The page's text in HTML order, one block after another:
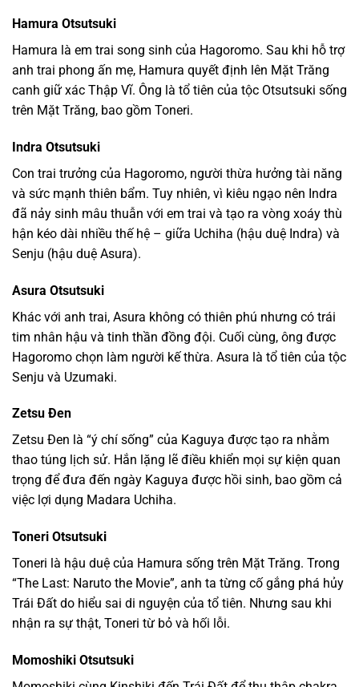
Hamura Otsutsuki
Hamura là em trai song sinh của Hagoromo. Sau khi hỗ trợ
anh trai phong ấn mẹ, Hamura quyết định lên Mặt Trăng
canh giữ xác Thập Vĩ. Ông là tổ tiên của tộc Otsutsuki sống
trên Mặt Trăng, bao gồm Toneri.
Indra Otsutsuki
Con trai trưởng của Hagoromo, người thừa hưởng tài năng
và sức mạnh thiên bẩm. Tuy nhiên, vì kiêu ngạo nên Indra
đã nảy sinh mâu thuẫn với em trai và tạo ra vòng xoáy thù
hận kéo dài nhiều thế hệ – giữa Uchiha (hậu duệ Indra) và
Senju (hậu duệ Asura).
Asura Otsutsuki
Khác với anh trai, Asura không có thiên phú nhưng có trái
tim nhân hậu và tinh thần đồng đội. Cuối cùng, ông được
Hagoromo chọn làm người kế thừa. Asura là tổ tiên của tộc
Senju và Uzumaki.
Zetsu Đen
Zetsu Đen là “ý chí sống” của Kaguya được tạo ra nhằm
thao túng lịch sử. Hắn lặng lẽ điều khiển mọi sự kiện quan
trọng để đưa đến ngày Kaguya được hồi sinh, bao gồm cả
việc lợi dụng Madara Uchiha.
Toneri Otsutsuki
Toneri là hậu duệ của Hamura sống trên Mặt Trăng. Trong
“The Last: Naruto the Movie”, anh ta từng cố gắng phá hủy
Trái Đất do hiểu sai di nguyện của tổ tiên. Nhưng sau khi
nhận ra sự thật, Toneri từ bỏ và hối lỗi.
Momoshiki Otsutsuki